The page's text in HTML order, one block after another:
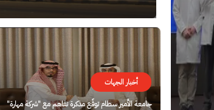
الصورة
أخبار الجهات
جامعة الأمير سطام توقّع مذكرة تفاهم مع "شركة مهارة"